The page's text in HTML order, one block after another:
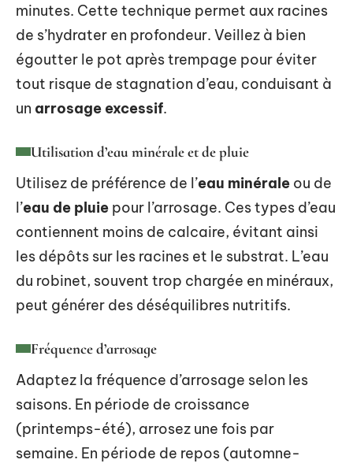
minutes. Cette technique permet aux racines
de s’hydrater en profondeur. Veillez à bien
égoutter le pot après trempage pour éviter
tout risque de stagnation d’eau, conduisant à
un arrosage excessif.
Utilisation d’eau minérale et de pluie
Utilisez de préférence de l’eau minérale ou de
l’eau de pluie pour l’arrosage. Ces types d’eau
contiennent moins de calcaire, évitant ainsi
les dépôts sur les racines et le substrat. L’eau
du robinet, souvent trop chargée en minéraux,
peut générer des déséquilibres nutritifs.
Fréquence d’arrosage
Adaptez la fréquence d’arrosage selon les
saisons. En période de croissance
(printemps-été), arrosez une fois par
semaine. En période de repos (automne-